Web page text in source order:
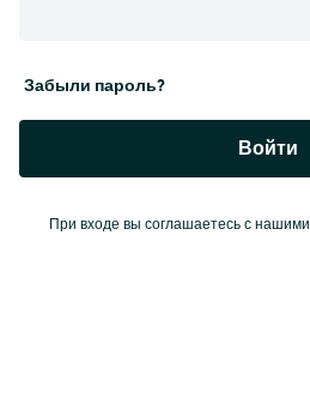
Забыли пароль?
Войти
При входе вы соглашаетесь с нашими